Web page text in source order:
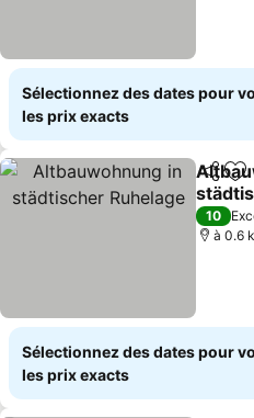
Sélectionnez des dates pour
les prix exacts
10
à 0.6
Sélectionnez des dates pour
les prix exacts